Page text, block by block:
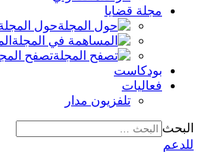
مجلة قضايا
حول
تصفح
بودكاست
فعاليات
تلفزيون مدار
البحث
للدعم